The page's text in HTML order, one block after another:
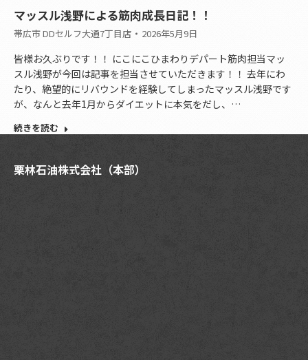
マッスル浅野による筋肉成長日記！！
帯広市 DDセルフ大通7丁目店 2026年5月9日
皆様お久ぶりです！！ にこにこひまわりデパート筋肉担当マッ
スル浅野が今回は記事を担当させていただきます！！ 去年にわ
たり、絶望的にリバウンドを経験してしまったマッスル浅野です
が、なんと去年1月からダイエットに本気をだし、…
続きを読む
栗林石油株式会社（本部）